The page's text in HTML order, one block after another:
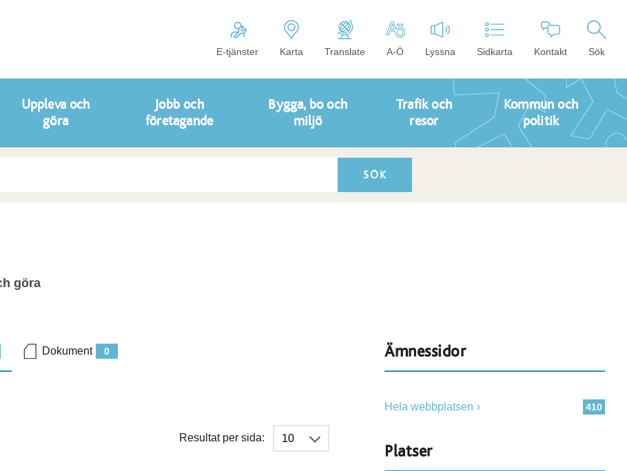
E-tjänster Karta Translate A-Ö Lyssna Sidkarta Kontakt Sök
Uppleva och
göra
Jobb och
företagande
Bygga, bo och
miljö
Trafik och
resor
Kommun och
politik
göra
0
Dokument
Resultat per sida:
Ämnessidor
410
Hela webbplatsen
Platser